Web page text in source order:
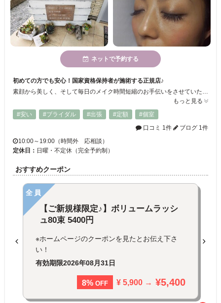
ネットで予約する
初めての方でも安心！国家資格保持者が施術する正規店♪
素顔から美しく、そして毎日のメイク時間短縮のお手伝いをさせていただきます。 高い技術を持ったスタッフが、自然で美しいまつ毛を提案いたします。 小さなお子様がいる方、忙しい方、化粧が面倒な方の味方です♪
もっと見る
#安い
#ブライダル #出張 #定額
#個室
口コミ 1件
ブログ 1件
10:00～19:00（時間外 応相談）
定休日： 日曜・不定休（完全予約制）
おすすめクーポン
全員
【ご新規様限定♪】ボリュームラッシ
ュ80束 5400円
※ホームページのクーポンを見たとお伝え下さ
い！
有効期限2026年08月31日
8% OFF ¥ 5,900 → ¥5,400